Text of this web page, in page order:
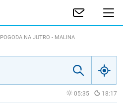
POGODA NA JUTRO - MALINA
05:35 18:17